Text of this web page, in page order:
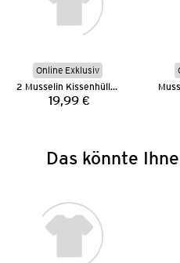
Online Exklusiv
2 Musselin Kissenhüllen
Preis:
19,99 €
Das könnte